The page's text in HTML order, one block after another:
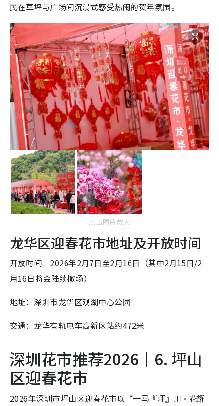
民在草坪与广场间沉浸式感受热闹的贺年氛围。
点击图片放大
龙华区迎春花市地址及开放时间
开放时间：2026年2月7日至2月16日（其中2月15日/2
月16日将会陆续撤场）
地址：深圳市龙华区观湖中心公园
交通：龙华有轨电车高新区站约472米
深圳花市推荐2026｜6. 坪山
区迎春花市
2026年深圳市坪山区迎春花市以“一马『坪』川・花耀